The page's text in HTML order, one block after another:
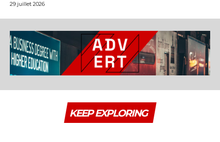
29 juillet 2026
KEEP EXPLORING